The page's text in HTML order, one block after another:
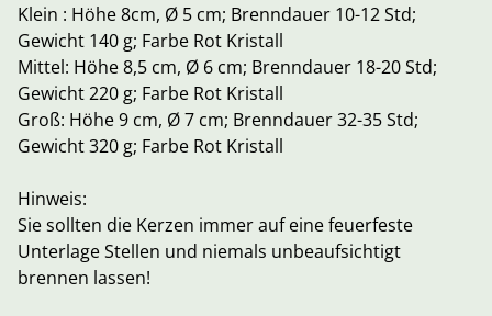
Klein : Höhe 8cm, Ø 5 cm; Brenndauer 10-12 Std;
Gewicht 140 g; Farbe Rot Kristall
Mittel: Höhe 8,5 cm, Ø 6 cm; Brenndauer 18-20 Std;
Gewicht 220 g; Farbe Rot Kristall
Groß: Höhe 9 cm, Ø 7 cm; Brenndauer 32-35 Std;
Gewicht 320 g; Farbe Rot Kristall
Hinweis:
Sie sollten die Kerzen immer auf eine feuerfeste
Unterlage Stellen und niemals unbeaufsichtigt
brennen lassen!